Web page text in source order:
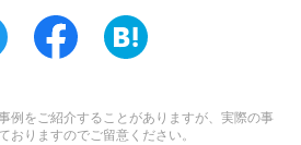
例をご紹介することがありますが、実際の事
りますのでご留意ください。